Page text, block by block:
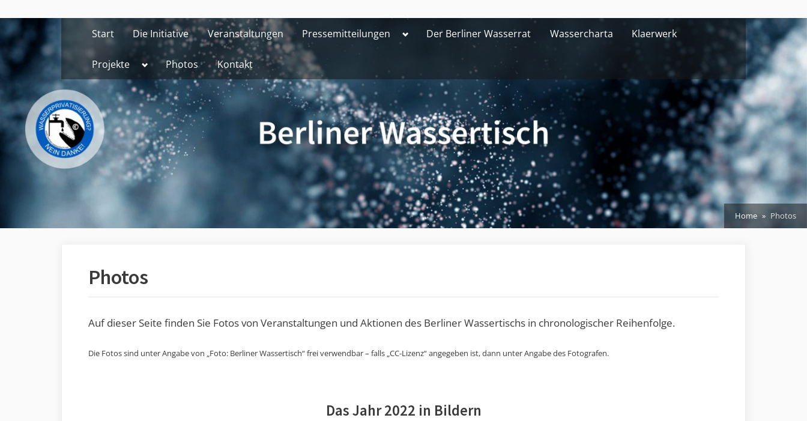
to
content
Start Die Initiative Veranstaltungen Pressemitteilungen ToggleDer Berliner Wasserrat Wassercharta Klaerwerk
Projekte Toggle
menu
Photos Kontakt
Home Photos
Photos
Auf dieser Seite finden Sie Fotos von Veranstaltungen und Aktionen des Berliner Wassertischs in chronologischer Reihenfolge.
Die Fotos sind unter Angabe von „Foto: Berliner Wassertisch“ frei verwendbar – falls „CC-Lizenz“ angegeben ist, dann unter Angabe des Fotografen.
Das Jahr 2022 in Bildern